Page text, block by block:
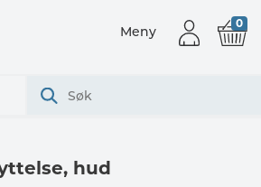
Meny
0
hud